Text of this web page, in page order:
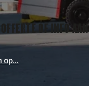
OF INFO AAN
op...